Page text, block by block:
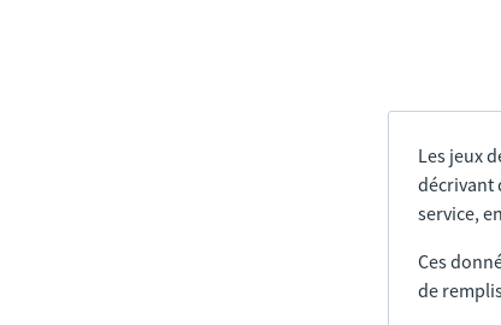
Les jeux
décrivant
service,
Ces
de